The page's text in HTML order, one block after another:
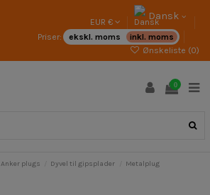
EUR € Dansk
Priser: ekskl. moms
inkl. moms
Ønskeliste (0)
0
Anker plugs Dyvel til gipsplader Metalplug